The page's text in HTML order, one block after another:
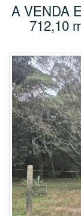
A VENDA
712,10